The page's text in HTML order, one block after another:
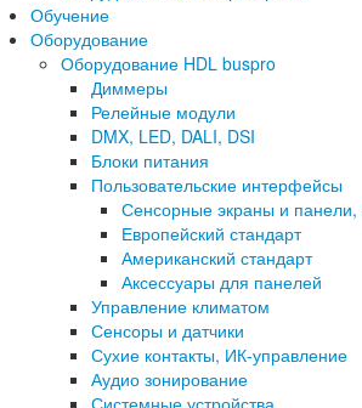
Обучение
Оборудование
Оборудование HDL buspro
Диммеры
Релейные модули
DMX, LED, DALI, DSI
Блоки питания
Пользовательские интерфейсы
Сенсорные экраны и панели,
Европейский стандарт
Американский стандарт
Аксессуары для панелей
Управление климатом
Сенсоры и датчики
Сухие контакты, ИК-управление
Аудио зонирование
Системные устройства